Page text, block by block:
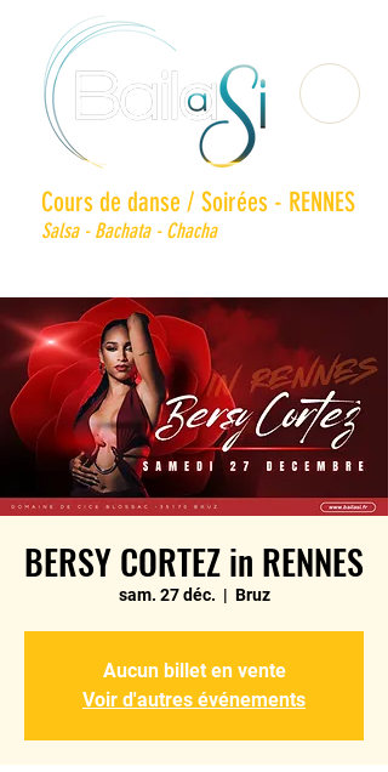
Cours de danse / Soirées - RENNES
Salsa - Bachata - Chacha
BERSY CORTEZ in RENNES
sam. 27 déc.
  |
Bruz
Aucun billet en vente
Voir d'autres événements